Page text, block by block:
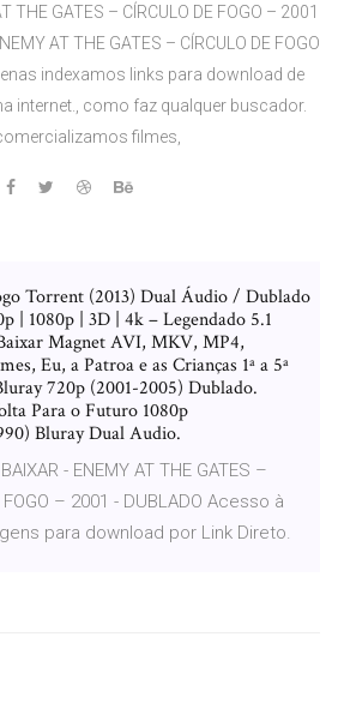
THE GATES – CÍRCULO DE FOGO – 2001
AT THE GATES – CÍRCULO DE FOGO
indexamos links para download de
internet., como faz qualquer buscador.
filmes,
Torrent (2013) Dual Áudio / Dublado
| 1080p | 3D | 4k – Legendado 5.1
Magnet AVI, MKV, MP4,
Eu, a Patroa e as Crianças 1ª a 5ª
720p (2001-2005) Dublado.
Para o Futuro 1080p
Bluray Dual Audio.
- ENEMY AT THE GATES –
FOGO – 2001 - DUBLADO Acesso à
para download por Link Direto.